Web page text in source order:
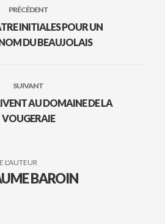
PRÉCÉDENT
INITIALES POUR UN
DU BEAUJOLAIS
SUIVANT
AU DOMAINE DE LA
VOUGERAIE
L'AUTEUR
BAROIN